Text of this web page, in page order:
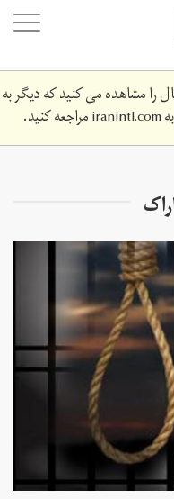
را مشاهده می کنید که دیگر به
iranintl.comمراجعه کنید.